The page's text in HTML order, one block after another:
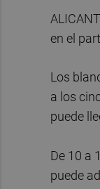
en el
Los
a los
puede
De 10 a
puede